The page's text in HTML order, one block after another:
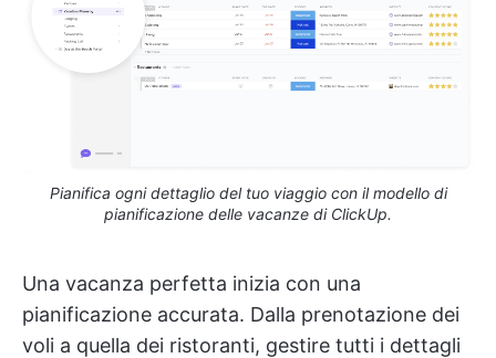
Pianifica ogni dettaglio del tuo viaggio con il modello di
pianificazione delle vacanze di ClickUp.
Una vacanza perfetta inizia con una
pianificazione accurata. Dalla prenotazione dei
voli a quella dei ristoranti, gestire tutti i dettagli